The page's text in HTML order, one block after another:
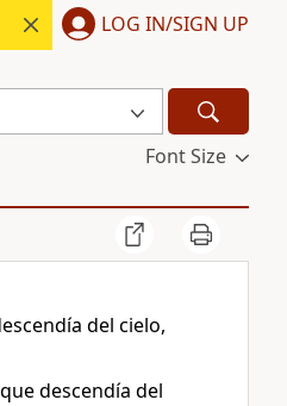
LOG IN/SIGN UP
Font Size
del cielo,
descendía del